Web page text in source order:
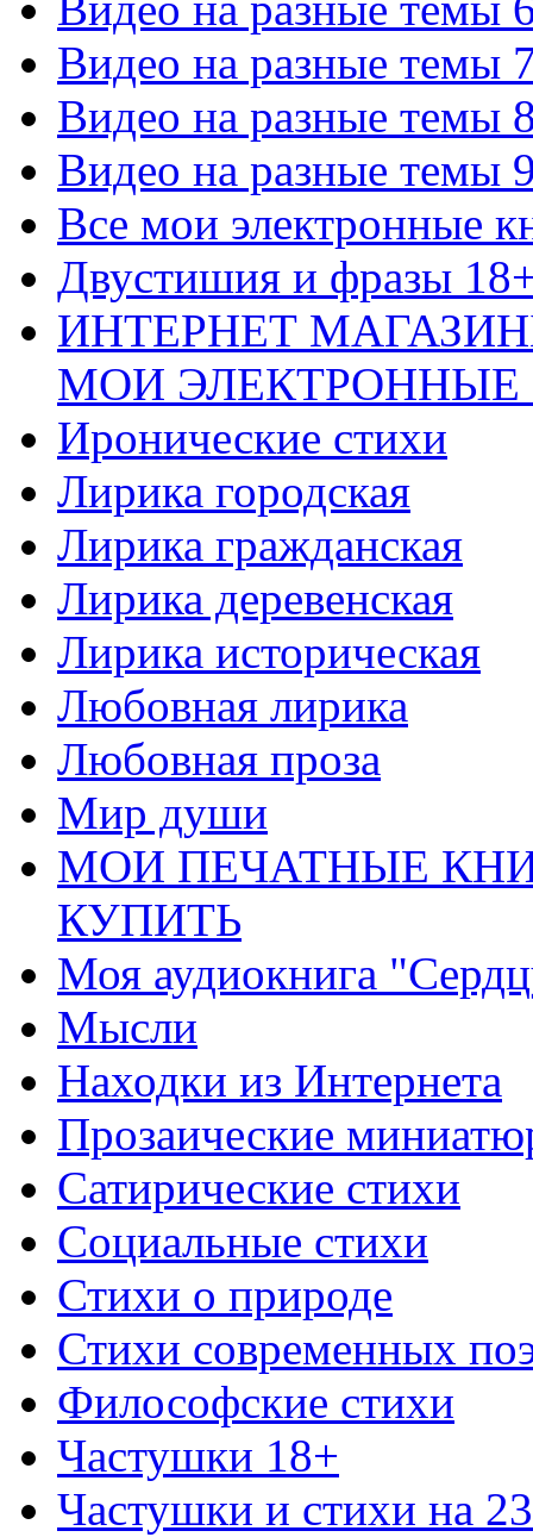
Видео на разные темы
Видео на разные темы
Видео на разные темы
Все мои электронные
Двустишия и фразы
ИНТЕРНЕТ
МОИ ЭЛЕКТРОННЫЕ
Иронические стихи
Лирика городская
Лирика гражданская
Лирика деревенская
Лирика историческая
Любовная лирика
Любовная проза
Мир души
МОИ ПЕЧАТНЫЕ
КУПИТЬ
Моя аудиокнига
Мысли
Находки из Интернета
Прозаические
Сатирические стихи
Социальные стихи
Стихи о природе
Стихи современных
Философские стихи
Частушки 18+
Частушки и стихи на